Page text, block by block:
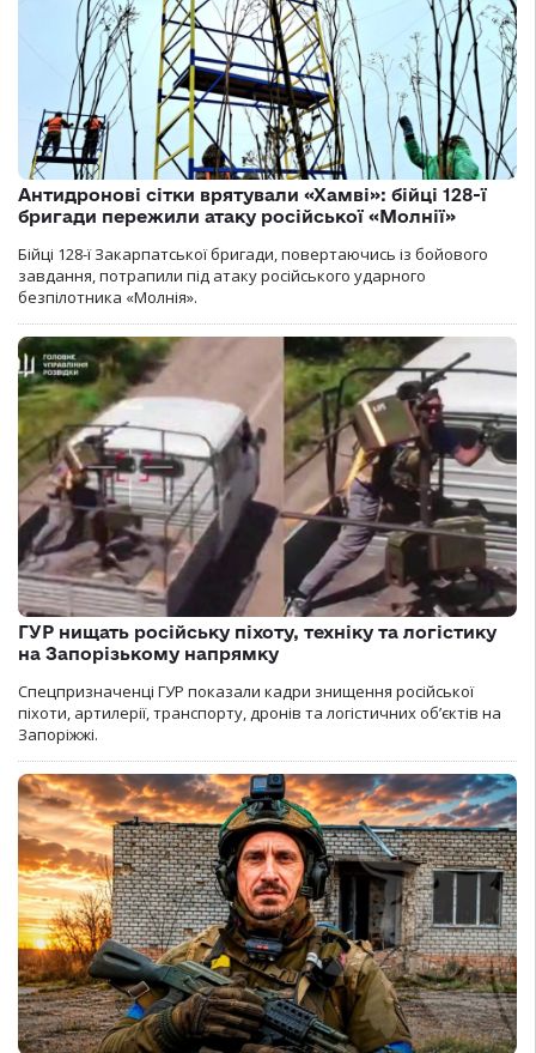
Антидронові сітки врятували «Хамві»: бійці 128-ї
бригади пережили атаку російської «Молнії»
Бійці 128-ї Закарпатської бригади, повертаючись із бойового
завдання, потрапили під атаку російського ударного
безпілотника «Молнія».
ГУР нищать російську піхоту, техніку та логістику
на Запорізькому напрямку
Спецпризначенці ГУР показали кадри знищення російської
піхоти, артилерії, транспорту, дронів та логістичних об’єктів на
Запоріжжі.